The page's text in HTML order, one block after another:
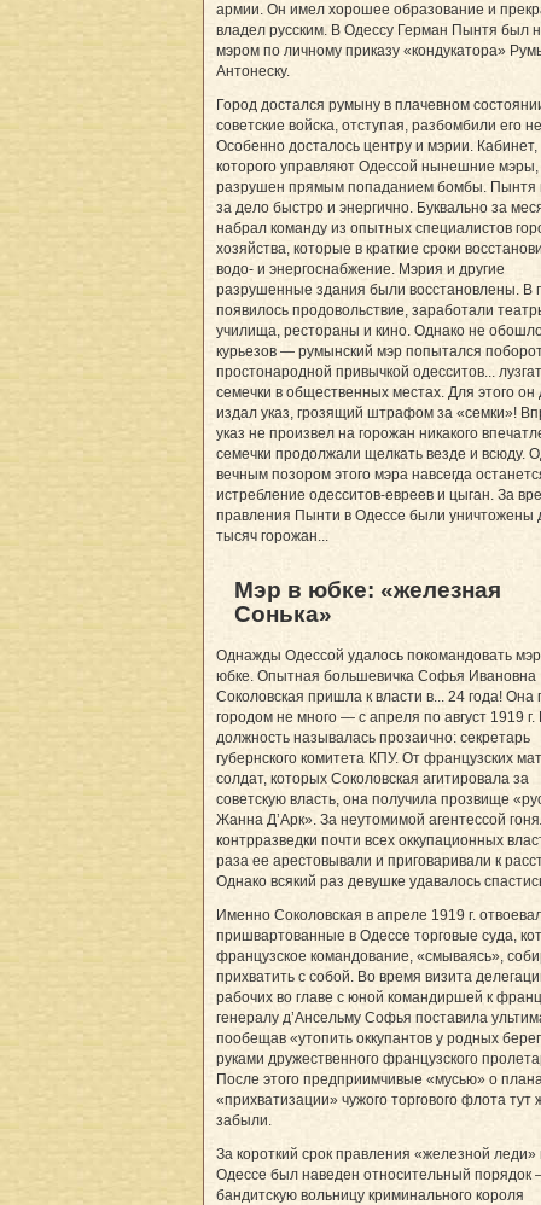
армии. Он имел хорошее образование и
владел русским. В Одессу Герман Пынтя был
мэром по личному приказу «кондукатора»
Антонеску.
Город достался румыну в плачевном
советские войска, отступая, разбомбили его
Особенно досталось центру и мэрии. Кабинет,
которого управляют Одессой нынешние
разрушен прямым попаданием бомбы. Пынтя
за дело быстро и энергично. Буквально за
набрал команду из опытных специалистов
хозяйства, которые в краткие сроки
водо- и энергоснабжение. Мэрия и другие
разрушенные здания были восстановлены. В
появилось продовольствие, заработали
училища, рестораны и кино. Однако не
курьезов — румынский мэр попытался
простонародной привычкой одесситов...
семечки в общественных местах. Для этого он
издал указ, грозящий штрафом за «семки»!
указ не произвел на горожан никакого
семечки продолжали щелкать везде и всюду.
вечным позором этого мэра навсегда
истребление одесситов-евреев и цыган. За
правления Пынти в Одессе были уничтожены
тысяч горожан...
Мэр в юбке: «железная
Сонька»
Однажды Одессой удалось покомандовать
юбке. Опытная большевичка Софья Ивановна
Соколовская пришла к власти в... 24 года! Она
городом не много — с апреля по август 1919 г.
должность называлась прозаично: секретарь
губернского комитета КПУ. От французских
солдат, которых Соколовская агитировала за
советскую власть, она получила прозвище
Жанна Д’Арк». За неутомимой агентессой
контрразведки почти всех оккупационных
раза ее арестовывали и приговаривали к
Однако всякий раз девушке удавалось
Именно Соколовская в апреле 1919 г.
пришвартованные в Одессе торговые суда,
французское командование, «смываясь»,
прихватить с собой. Во время визита
рабочих во главе с юной командиршей к
генералу д’Ансельму Софья поставила
пообещав «утопить оккупантов у родных
руками дружественного французского
После этого предприимчивые «мусью» о
«прихватизации» чужого торгового флота тут
забыли.
За короткий срок правления «железной леди»
Одессе был наведен относительный порядок
бандитскую вольницу криминального короля